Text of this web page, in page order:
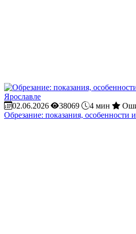
02.06.2026 38069 4 мин
Обрезание: показания, особенности